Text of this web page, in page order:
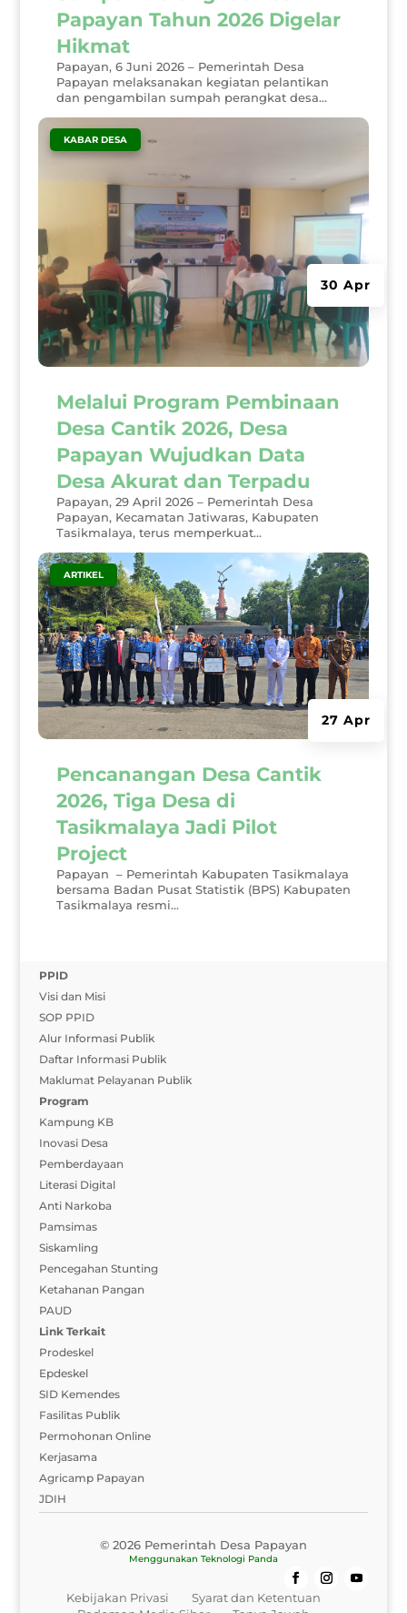
Papayan Tahun 2026 Digelar
Hikmat
Papayan, 6 Juni 2026 – Pemerintah Desa
Papayan melaksanakan kegiatan pelantikan
dan pengambilan sumpah perangkat desa...
Melalui Program Pembinaan
Desa Cantik 2026, Desa
Papayan Wujudkan Data
Desa Akurat dan Terpadu
30 Apr
KABAR DESA
Papayan, 29 April 2026 – Pemerintah Desa
Papayan, Kecamatan Jatiwaras, Kabupaten
Tasikmalaya, terus memperkuat...
Pencanangan Desa Cantik
2026, Tiga Desa di
Tasikmalaya Jadi Pilot
Project
27 Apr
ARTIKEL
Papayan – Pemerintah Kabupaten Tasikmalaya
bersama Badan Pusat Statistik (BPS) Kabupaten
Tasikmalaya resmi...
PPID
Visi dan Misi
SOP PPID
Alur Informasi Publik
Daftar Informasi Publik
Maklumat Pelayanan Publik
Program
Kampung KB
Inovasi Desa
Pemberdayaan
Literasi Digital
Anti Narkoba
Pamsimas
Siskamling
Pencegahan Stunting
Ketahanan Pangan
PAUD
Link Terkait
Prodeskel
Epdeskel
SID Kemendes
Fasilitas Publik
Permohonan Online
Kerjasama
Agricamp Papayan
JDIH
© 2026 Pemerintah Desa Papayan
Menggunakan Teknologi Panda
Kebijakan Privasi
Syarat dan Ketentuan